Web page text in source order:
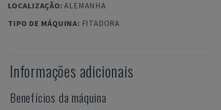
LOCALIZAÇÃO:ALEMANHA
TIPO DE MÁQUINA: FITADORA
Informações adicionais
Benefícios da máquina